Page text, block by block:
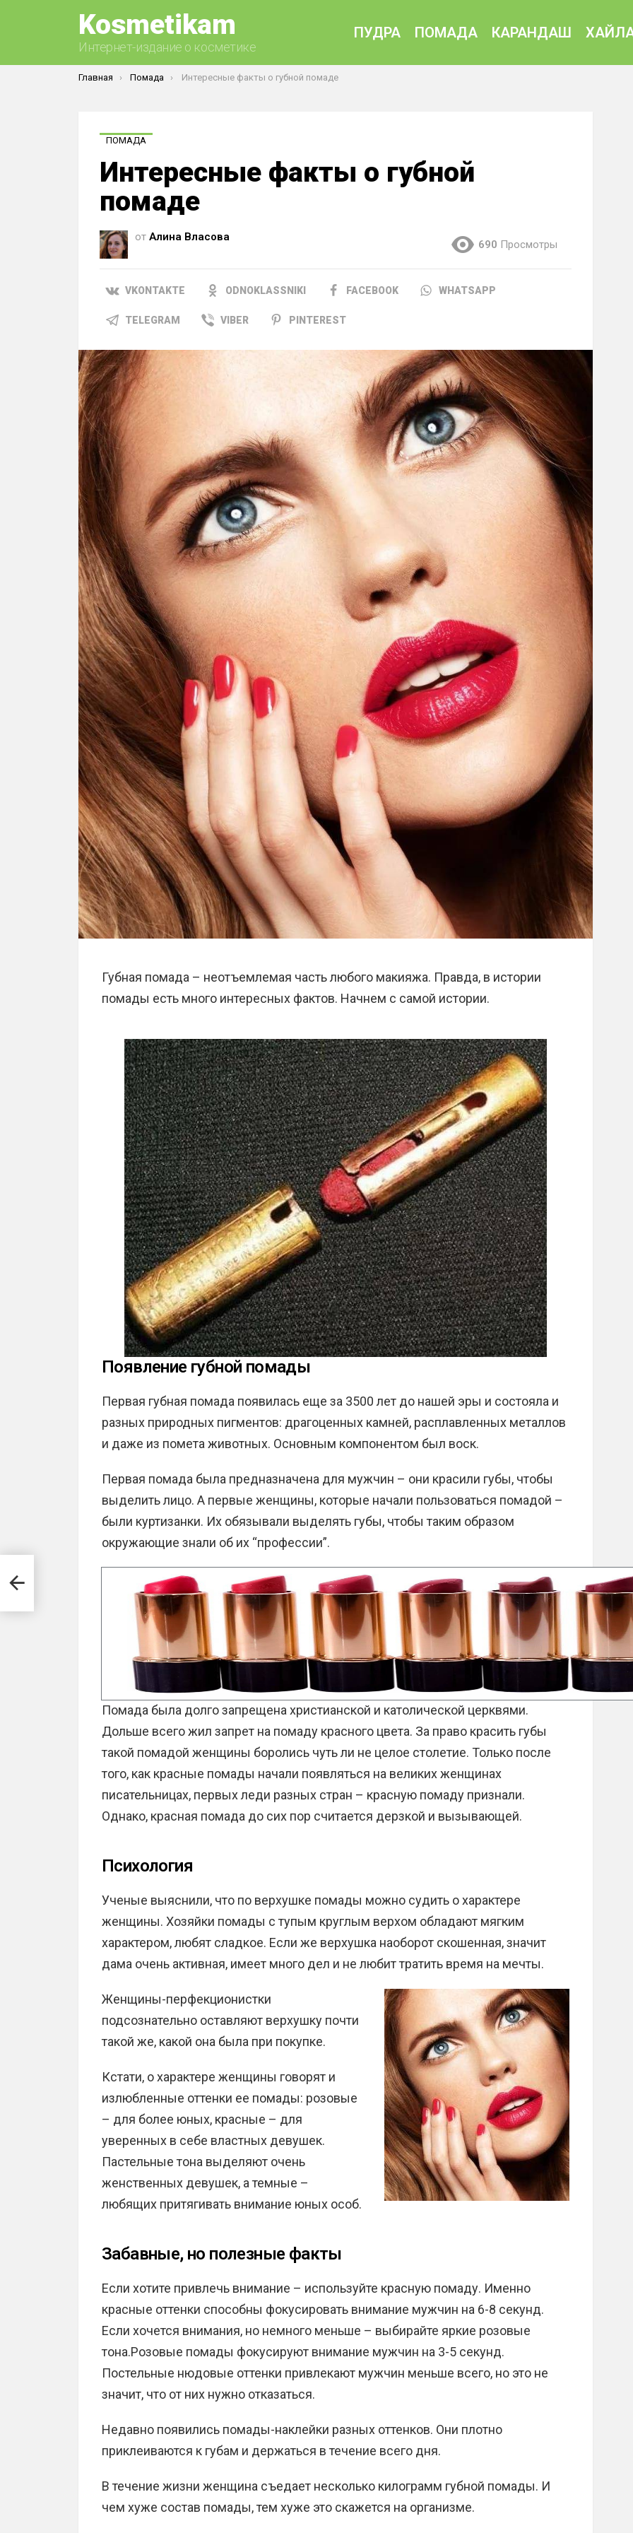
Kosmetikam
Интернет-издание о косметике
ПУДРА ПОМАДА КАРАНДАШ
Вы здесь:
Главная Помада Интересные факты о губной помаде
ПОМАДА
Интересные факты о губной
помаде
от Алина Власова
690 Просмотры
VKONTAKTE ODNOKLASSNIKI FACEBOOK WHATSAPP
TELEGRAM VIBER PINTEREST
Губная помада – неотъемлемая часть любого макияжа. Правда, в истории
помады есть много интересных фактов. Начнем с самой истории.
Появление губной помады
Первая губная помада появилась еще за 3500 лет до нашей эры и состояла и
разных природных пигментов: драгоценных камней, расплавленных металлов
и даже из помета животных. Основным компонентом был воск.
Первая помада была предназначена для мужчин – они красили губы, чтобы
выделить лицо. А первые женщины, которые начали пользоваться помадой –
были куртизанки. Их обязывали выделять губы, чтобы таким образом
окружающие знали об их “профессии”.
Помада была долго запрещена христианской и католической церквями.
Дольше всего жил запрет на помаду красного цвета. За право красить губы
такой помадой женщины боролись чуть ли не целое столетие. Только после
того, как красные помады начали появляться на великих женщинах
писательницах, первых леди разных стран – красную помаду признали.
Однако, красная помада до сих пор считается дерзкой и вызывающей.
Психология
Ученые выяснили, что по верхушке помады можно судить о характере
женщины. Хозяйки помады с тупым круглым верхом обладают мягким
характером, любят сладкое. Если же верхушка наоборот скошенная, значит
дама очень активная, имеет много дел и не любит тратить время на мечты.
Женщины-перфекционистки
подсознательно оставляют верхушку почти
такой же, какой она была при покупке.
Кстати, о характере женщины говорят и
излюбленные оттенки ее помады: розовые
– для более юных, красные – для
уверенных в себе властных девушек.
Пастельные тона выделяют очень
женственных девушек, а темные –
любящих притягивать внимание юных особ.
Забавные, но полезные факты
Если хотите привлечь внимание – используйте красную помаду. Именно
красные оттенки способны фокусировать внимание мужчин на 6-8 секунд.
Если хочется внимания, но немного меньше – выбирайте яркие розовые
тона.Розовые помады фокусируют внимание мужчин на 3-5 секунд.
Постельные нюдовые оттенки привлекают мужчин меньше всего, но это не
значит, что от них нужно отказаться.
Недавно появились помады-наклейки разных оттенков. Они плотно
приклеиваются к губам и держаться в течение всего дня.
В течение жизни женщина съедает несколько килограмм губной помады. И
чем хуже состав помады, тем хуже это скажется на организме.